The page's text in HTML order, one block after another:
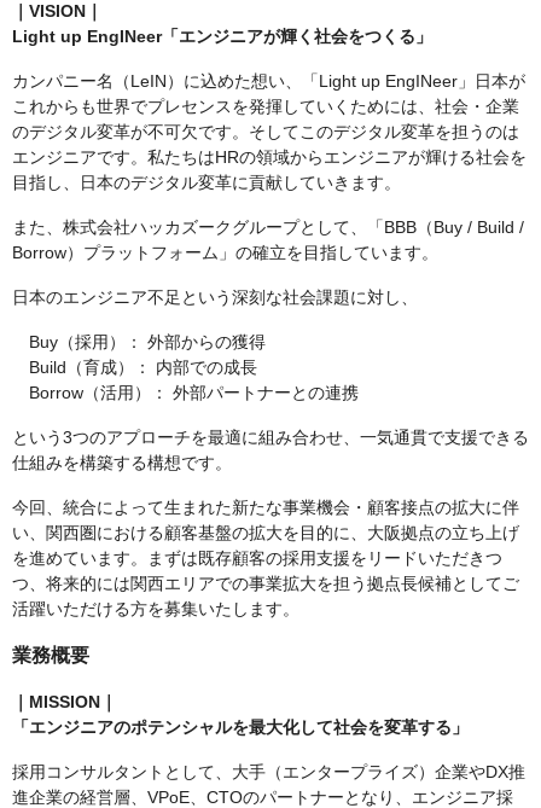
｜VISION｜
Light up EngINeer「エンジニアが輝く社会をつくる」
カンパニー名（LeIN）に込めた想い、「Light up EngINeer」日本が
これからも世界でプレセンスを発揮していくためには、社会・企業
のデジタル変革が不可欠です。そしてこのデジタル変革を担うのは
エンジニアです。私たちはHRの領域からエンジニアが輝ける社会を
目指し、日本のデジタル変革に貢献していきます。
また、株式会社ハッカズークグループとして、「BBB（Buy / Build /
Borrow）プラットフォーム」の確立を目指しています。
日本のエンジニア不足という深刻な社会課題に対し、
Buy（採用）： 外部からの獲得
Build（育成）： 内部での成長
Borrow（活用）： 外部パートナーとの連携
という3つのアプローチを最適に組み合わせ、一気通貫で支援できる
仕組みを構築する構想です。
今回、統合によって生まれた新たな事業機会・顧客接点の拡大に伴
い、関西圏における顧客基盤の拡大を目的に、大阪拠点の立ち上げ
を進めています。まずは既存顧客の採用支援をリードいただきつ
つ、将来的には関西エリアでの事業拡大を担う拠点長候補としてご
活躍いただける方を募集いたします。
業務概要
｜MISSION｜
「エンジニアのポテンシャルを最大化して社会を変革する」
採用コンサルタントとして、大手（エンタープライズ）企業やDX推
進企業の経営層、VPoE、CTOのパートナーとなり、エンジニア採